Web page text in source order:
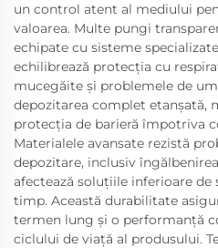
un control atent al mediului
valoarea. Multe pungi
echipate cu sisteme
echilibrează protecția cu
mucegăite și problemele de
depozitarea complet etanșată,
protecția de barieră împotriva
Materialele avansate rezistă
depozitare, inclusiv
afectează soluțiile inferioare
timp. Această durabilitate
termen lung și o performanță
ciclului de viață al produsului.